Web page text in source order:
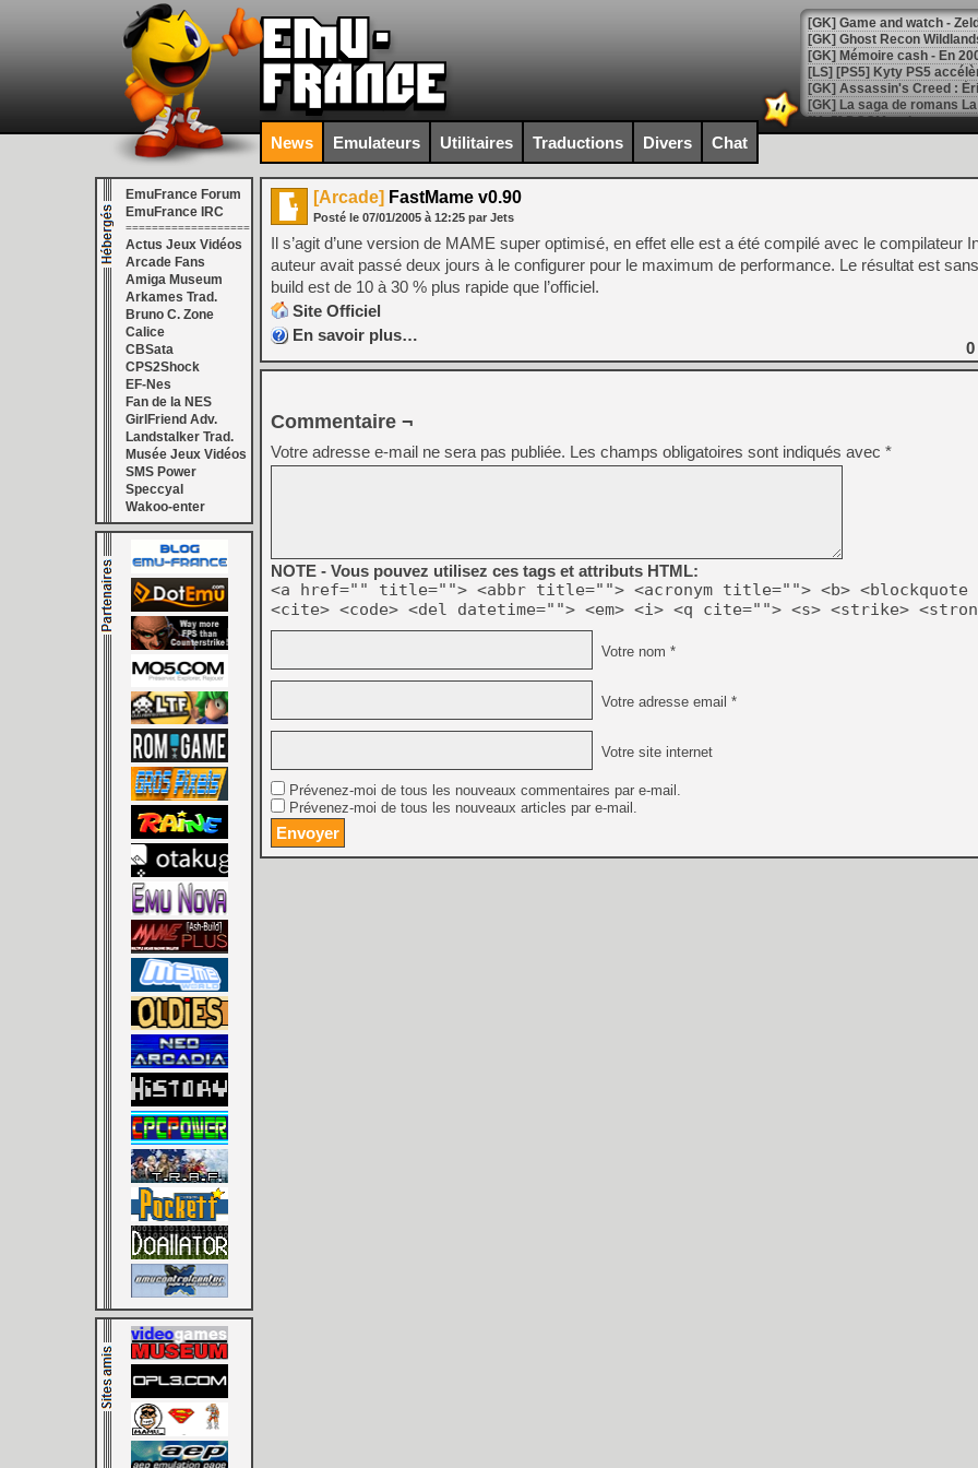
[Mo5] DOOM arrive en
[GK] Bethesda fête les 30
[GK] Roblox : l'action en
[GK] Agenda - GeForce
[GK] Devolver Digital en a
[LS] [PS5] ps5-y2jb-
[GK] Pourquoi Marvel
[GK] Test : Restory : Chill
[GK] GTA 6 : Rockstar
[GK] Hot Wheels Infinite
[GK] Mémoire cash -
[GK] Résultats Nintendo :
[GK] Déjà des
[Mo5] Brickboy cherche à
[GK] Minecraft et ses «
[GK] Beast of
[GK] Ubisoft : fin de partie
[GK] Mémoire cash -
[GK] Dan Houser (GTA)
[GK] Comment EA Sports
[GK] Crimson Moon : un
[GK] Isle of Reveries : le
[GK] Moonlighter 2 : The
[GK] Capcom relance
[Mo5] Deux inédits du
[GK] Le beat'em up The
[GK] Endless Legend 2 :
[LS] [PS5] Premiers
News Emulateurs Utilitaires Traductions Divers Chat
EmuFrance Forum
EmuFrance IRC
===================
Actus Jeux Vidéos
Arcade Fans
Amiga Museum
Arkames Trad.
Bruno C. Zone
Calice
CBSata
CPS2Shock
EF-Nes
Fan de la NES
GirlFriend Adv.
Landstalker Trad.
Musée Jeux Vidéos
SMS Power
Speccyal
Wakoo-enter
[Arcade] FastMame v0.90
Posté le 07/01/2005 à 12:25 par Jets
Il s’agit d’une version de MAME super optimisé, en effet elle est a été compilé avec le compilateur
auteur avait passé deux jours à le configurer pour le maximum de performance. Le résultat est
build est de 10 à 30 % plus rapide que l’officiel.
Site Officiel
En savoir plus…
0
Commentaire ¬
Votre adresse e-mail ne sera pas publiée. Les champs obligatoires sont indiqués avec *
NOTE - Vous pouvez utilisez ces tags et attributs HTML:
<a href="" title=""> <abbr title=""> <acronym title=""> <b> <blockquote
<cite> <code> <del datetime=""> <em> <i> <q cite=""> <s> <strike>
Votre nom *
Votre adresse email *
Votre site internet
Prévenez-moi de tous les nouveaux commentaires par e-mail.
Prévenez-moi de tous les nouveaux articles par e-mail.